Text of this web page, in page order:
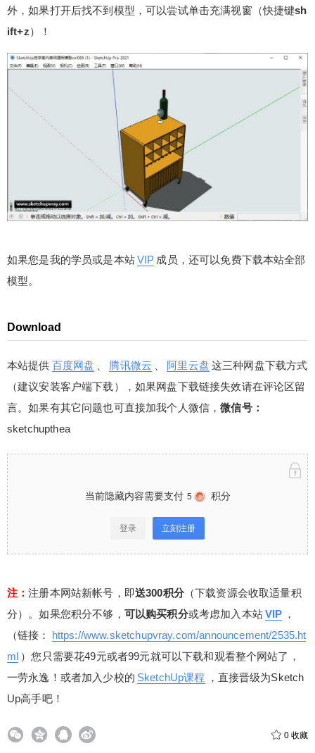
外，如果打开后找不到模型，可以尝试单击充满视窗（快捷键sh
ift+z）！
如果您是我的学员或是本站VIP 成员，还可以免费下载本站全部
模型。
Download
本站提供 百度网盘 腾讯微云 阿里云盘 这三种网盘下载方式
（建议安装客户端下载），如果网盘下载链接失效请在评论区留
言。如果有其它问题也可直接加我个人微信，微信号：
sketchupthea
当前隐藏内容需要支付 5 积分
登录 立刻注册
注：注册本网站新帐号，即送300积分（下载资源会收取适量积
分）。如果您积分不够， 可以购买积分或考虑加入本站VIP ，
（链接：
https://www.sketchupvray.com/announcement/2535.ht
ml ）您只需要花49元或者99元就可以下载和观看整个网站了，
一劳永逸！或者加入少校的 SketchUp课程
，直接晋级为Sketch
Up高手吧！
0 收藏